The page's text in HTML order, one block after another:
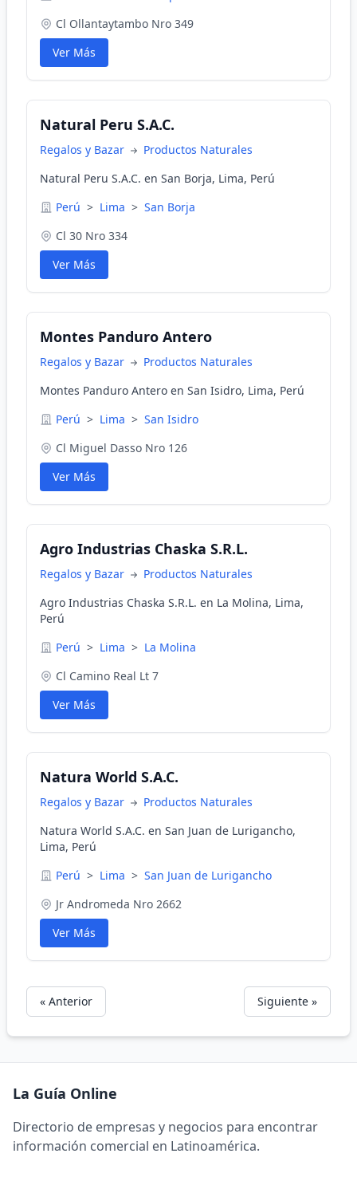
Cl Ollantaytambo Nro 349
Ver Más
Natural Peru S.A.C.
Regalos y Bazar
Productos Naturales
Natural Peru S.A.C. en San Borja, Lima, Perú
Perú > Lima > San Borja
Cl 30 Nro 334
Ver Más
Montes Panduro Antero
Regalos y Bazar
Productos Naturales
Montes Panduro Antero en San Isidro, Lima, Perú
Perú > Lima > San Isidro
Cl Miguel Dasso Nro 126
Ver Más
Agro Industrias Chaska S.R.L.
Regalos y Bazar
Productos Naturales
Agro Industrias Chaska S.R.L. en La Molina, Lima,
Perú
Perú > Lima > La Molina
Cl Camino Real Lt 7
Ver Más
Natura World S.A.C.
Regalos y Bazar
Productos Naturales
Natura World S.A.C. en San Juan de Lurigancho,
Lima, Perú
Perú > Lima > San Juan de Lurigancho
Jr Andromeda Nro 2662
Ver Más
« Anterior Siguiente »
La Guía Online
Directorio de empresas y negocios para encontrar
información comercial en Latinoamérica.